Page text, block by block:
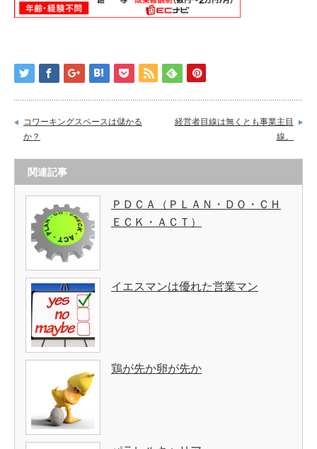
コワーキングスペースは儲かる
か？
経営者目線は無くとも事業主目
線。
関連記事
ＰＤＣＡ（ＰＬＡＮ・ＤＯ・ＣＨ
ＥＣＫ・ＡＣＴ）
イエスマンは優れた営業マン
鶏が先か卵が先か